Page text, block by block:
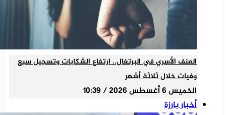
العنف الأسري في البرتغال.. ارتفاع الشكايات وتسجيل سبع
وفيات خلال ثلاثة أشهر
الخميس 6 أغسطس 2026 / 10:39
أخبار بارزة